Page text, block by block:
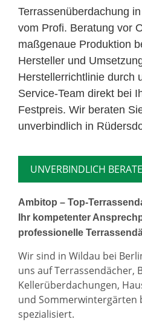
Terrassenüberdachung
vom Profi. Beratung vor
maßgenaue Produktion
Hersteller und
Herstellerrichtlinie durch
Service-Team direkt bei
Festpreis. Wir beraten
unverbindlich in
UNVERBINDLICH
Ambitop – Top-
Ihr kompetenter
professionelle
Wir sind in Wildau bei
uns auf Terrassendächer,
Kellerüberdachungen,
und Sommerwintergärten
spezialisiert.